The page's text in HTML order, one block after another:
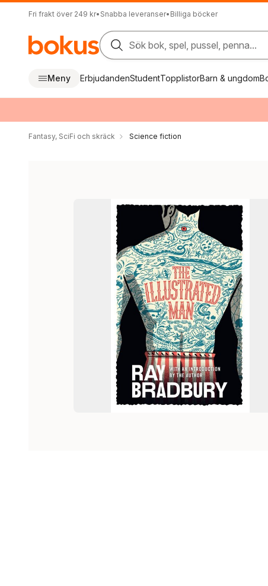
Fri frakt över 249 kr• Snabba leveranser• Billiga böcker
Sök bok, spel, pussel, penna...
Meny ErbjudandenStudentTopplistorBarn & ungdom
Fantasy, SciFi och skräck Science fiction